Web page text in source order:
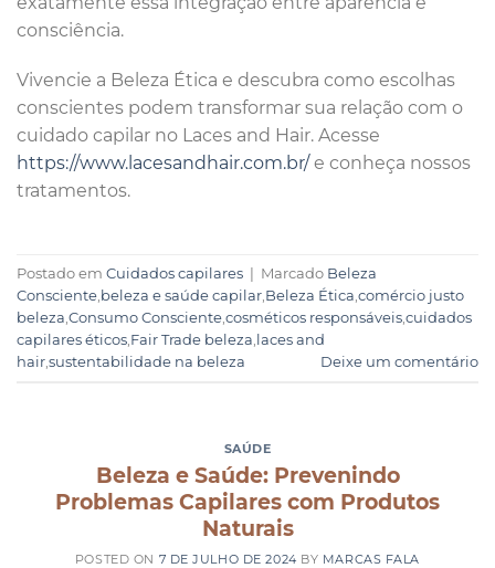
consciência.
Vivencie a Beleza Ética e descubra como escolhas
conscientes podem transformar sua relação com o
cuidado capilar no Laces and Hair. Acesse
https://www.lacesandhair.com.br/ e conheça nossos
tratamentos.
Postado em Cuidados capilares | Marcado Beleza
Consciente beleza e saúde capilar Beleza Ética comércio justo
beleza Consumo Consciente cosméticos responsáveis cuidados
capilares éticos Fair Trade beleza laces and
hair sustentabilidade na beleza Deixe um comentário
SAÚDE
Beleza e Saúde: Prevenindo
Problemas Capilares com Produtos
Naturais
POSTED ON 7 DE JULHO DE 2024 BY MARCAS FALA